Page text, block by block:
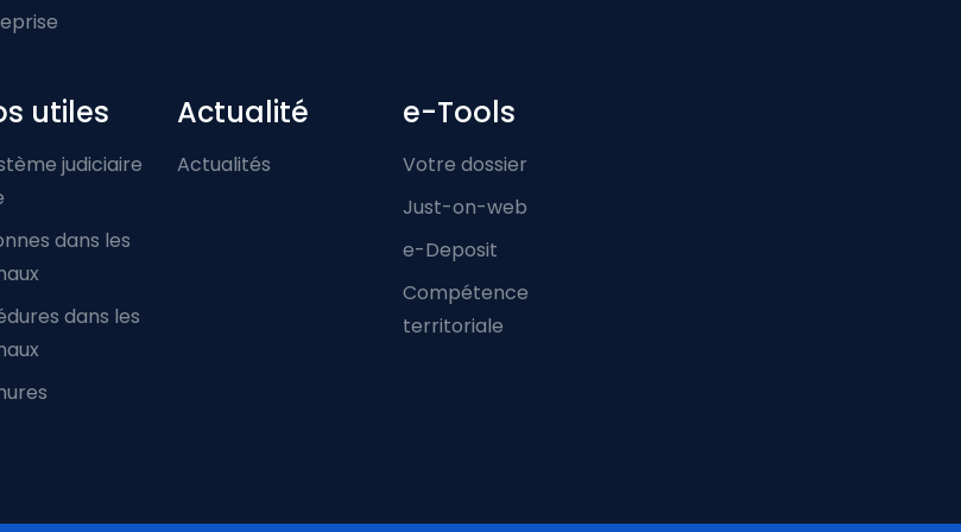
utiles
judiciaire
dans les
dans les
Actualité
Actualités
e-Tools
Votre dossier
Just-on-web
e-Deposit
Compétence
territoriale